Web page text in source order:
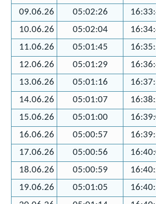
09.06.26
05:02:26
10.06.26
05:02:04
11.06.26
05:01:45
12.06.26
05:01:29
13.06.26
05:01:16
14.06.26
05:01:07
15.06.26
05:01:00
16.06.26
05:00:57
17.06.26
05:00:56
18.06.26
05:00:59
19.06.26
05:01:05